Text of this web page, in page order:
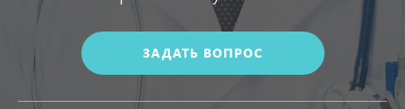
ЗАДАТЬ ВОПРОС